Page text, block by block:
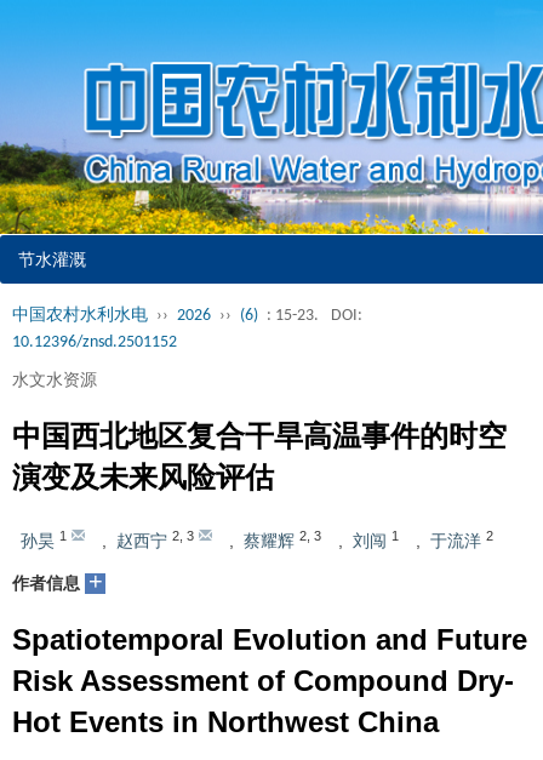
节水灌溉
中国农村水利水电 ›› 2026 ›› (6) : 15-23.
DOI:
10.12396/znsd.2501152
水文水资源
中国西北地区复合干旱高温事件的时空
演变及未来风险评估
孙昊 1 赵西宁 2 3 蔡耀辉 2 3 刘闯 1 于流洋 2
作者信息 +
Spatiotemporal Evolution and Future
Risk Assessment of Compound Dry-
Hot Events in Northwest China